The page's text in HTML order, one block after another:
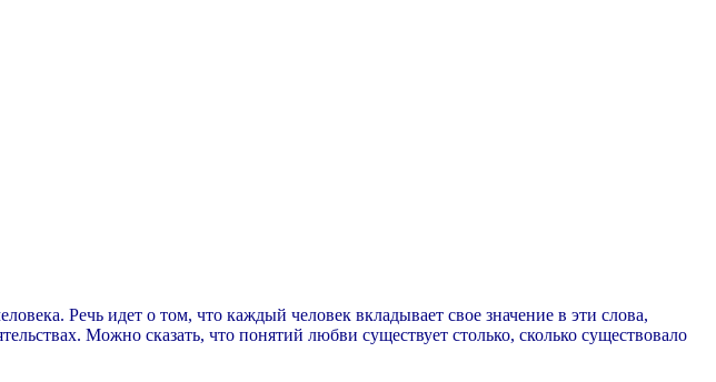
Речь идет о том, что каждый человек вкладывает свое значение в эти слова,
Можно сказать, что понятий любви существует столько, сколько существовало